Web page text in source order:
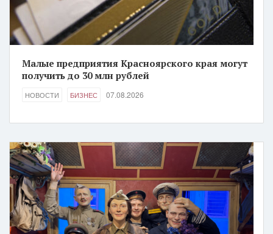
Малые предприятия Красноярского края могут
получить до 30 млн рублей
НОВОСТИ БИЗНЕС 07.08.2026